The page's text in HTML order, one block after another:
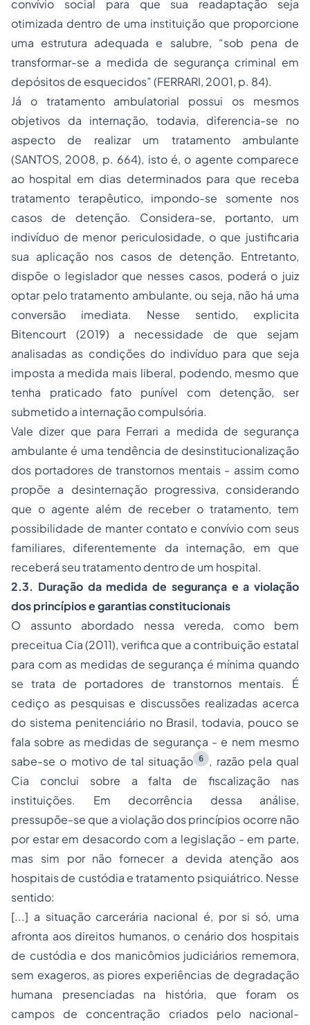
convívio social para que sua readaptação seja
otimizada dentro de uma instituição que proporcione
uma estrutura adequada e salubre, “sob pena de
transformar-se a medida de segurança criminal em
depósitos de esquecidos” (FERRARI, 2001, p. 84).
Já o tratamento ambulatorial possui os mesmos
objetivos da internação, todavia, diferencia-se no
aspecto de realizar um tratamento ambulante
(SANTOS, 2008, p. 664), isto é, o agente comparece
ao hospital em dias determinados para que receba
tratamento terapêutico, impondo-se somente nos
casos de detenção. Considera-se, portanto, um
indivíduo de menor periculosidade, o que justificaria
sua aplicação nos casos de detenção. Entretanto,
dispõe o legislador que nesses casos, poderá o juiz
optar pelo tratamento ambulante, ou seja, não há uma
conversão imediata. Nesse sentido, explicita
Bitencourt (2019) a necessidade de que sejam
analisadas as condições do indivíduo para que seja
imposta a medida mais liberal, podendo, mesmo que
tenha praticado fato punível com detenção, ser
submetido a internação compulsória.
Vale dizer que para Ferrari a medida de segurança
ambulante é uma tendência de desinstitucionalização
dos portadores de transtornos mentais - assim como
propõe a desinternação progressiva, considerando
que o agente além de receber o tratamento, tem
possibilidade de manter contato e convívio com seus
familiares, diferentemente da internação, em que
receberá seu tratamento dentro de um hospital.
2.3. Duração da medida de segurança e a violação
dos princípios e garantias constitucionais
O assunto abordado nessa vereda, como bem
preceitua Cia (2011), verifica que a contribuição estatal
para com as medidas de segurança é mínima quando
se trata de portadores de transtornos mentais. É
cediço as pesquisas e discussões realizadas acerca
do sistema penitenciário no Brasil, todavia, pouco se
fala sobre as medidas de segurança - e nem mesmo
sabe-se o motivo de tal situação 6
, razão pela qual
Cia conclui sobre a falta de fiscalização nas
instituições. Em decorrência dessa análise,
pressupõe-se que a violação dos princípios ocorre não
por estar em desacordo com a legislação - em parte,
mas sim por não fornecer a devida atenção aos
hospitais de custódia e tratamento psiquiátrico. Nesse
sentido:
[...] a situação carcerária nacional é, por si só, uma
afronta aos direitos humanos, o cenário dos hospitais
de custódia e dos manicômios judiciários rememora,
sem exageros, as piores experiências de degradação
humana presenciadas na história, que foram os
campos de concentração criados pelo nacional-